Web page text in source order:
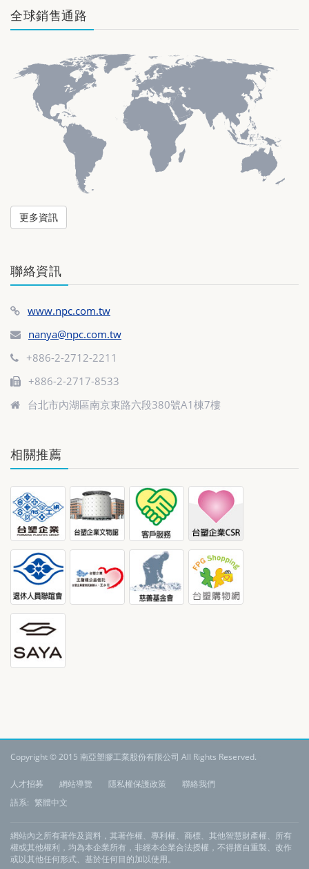
全球銷售通路
更多資訊
聯絡資訊
www.npc.com.tw
nanya@npc.com.tw
+886-2-2712-2211
+886-2-2717-8533
台北市內湖區南京東路六段380號A1棟7樓
相關推薦
Copyright © 2015 南亞塑膠工業股份有限公司 All Rights Reserved.
人才招募 網站導覽 隱私權保護政策
聯絡我們
語系: 繁體中文
網站內之所有著作及資料，其著作權、專利權、商標、其他智慧財產權、所有
權或其他權利，均為本企業所有，非經本企業合法授權，不得擅自重製、改作
或以其他任何形式、基於任何目的加以使用。